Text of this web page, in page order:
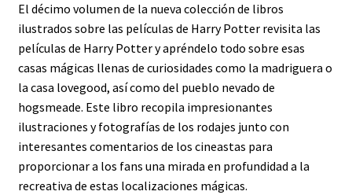
El décimo volumen de la nueva colección de libros
ilustrados sobre las películas de Harry Potter revisita las
películas de Harry Potter y apréndelo todo sobre esas
casas mágicas llenas de curiosidades como la madriguera o
la casa lovegood, así como del pueblo nevado de
hogsmeade. Este libro recopila impresionantes
ilustraciones y fotografías de los rodajes junto con
interesantes comentarios de los cineastas para
proporcionar a los fans una mirada en profundidad a la
recreativa de estas localizaciones mágicas.